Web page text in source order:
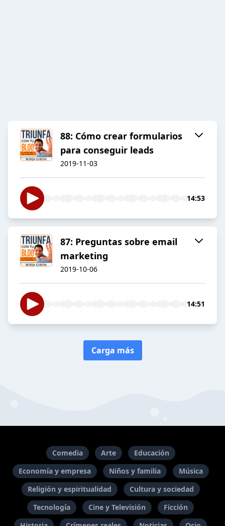
88: Cómo crear formularios
para conseguir leads
2019-11-03
14:53
87: Preguntas sobre email
marketing
2019-10-06
14:51
Carga más
Comedia Arte
Educación
Economía y empresa
Niños y familia
Música
Religión y espiritualidad
Cultura y sociedad
Tecnología
Cine y Televisión
Ficción